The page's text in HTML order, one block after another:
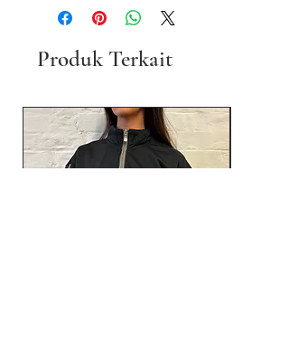
Produk Terkait